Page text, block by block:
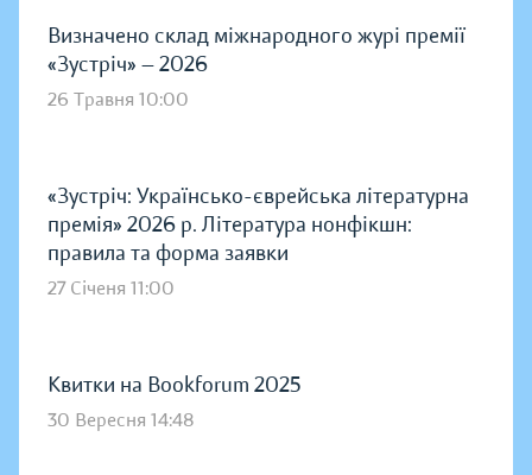
Визначено склад міжнародного журі премії
«Зустріч» — 2026
26 Травня 10:00
«Зустріч: Українсько-єврейська літературна
премія» 2026 р. Література нонфікшн:
правила та форма заявки
27 Січеня 11:00
Квитки на Bookforum 2025
30 Вересня 14:48